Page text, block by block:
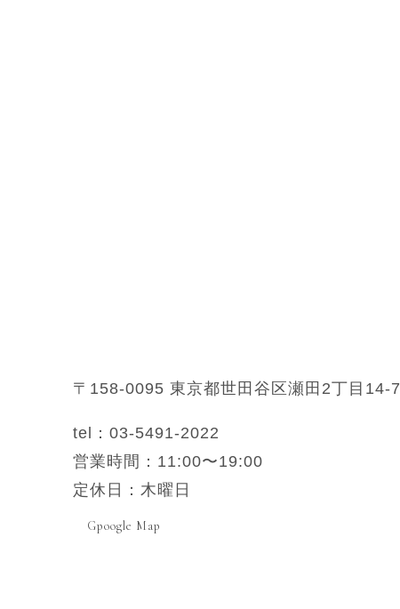
〒158-0095 東京都世田谷区瀬田2丁目14-7
tel：03-5491-2022
営業時間：11:00〜19:00
定休日：木曜日
Gpoogle Map